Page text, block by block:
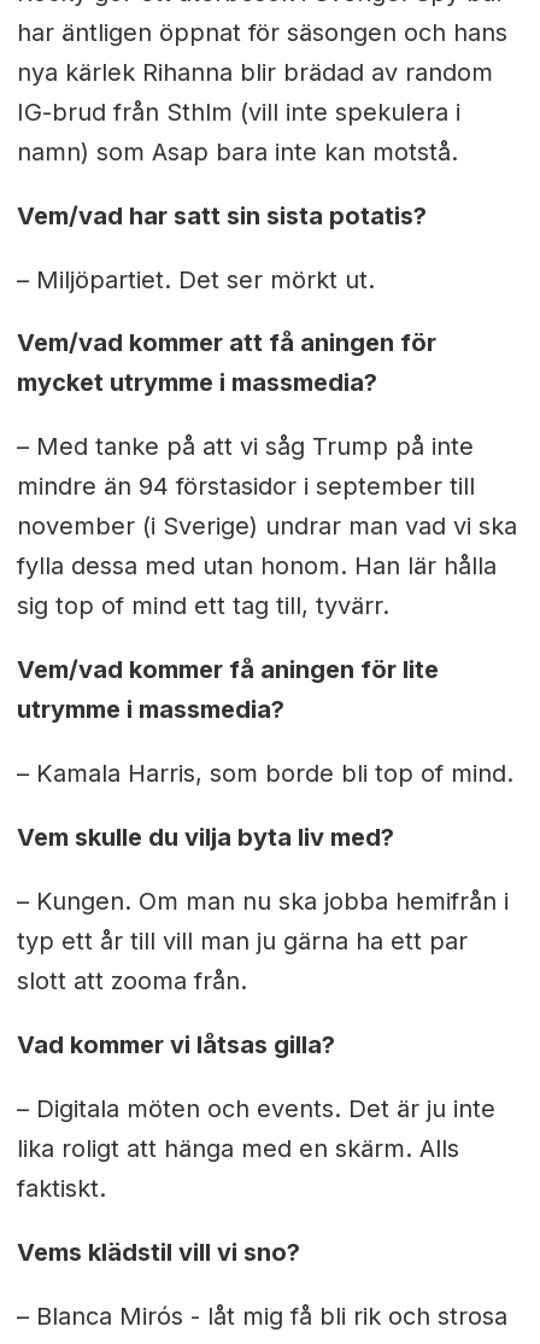
har äntligen öppnat för säsongen och hans
nya kärlek Rihanna blir brädad av random
IG-brud från Sthlm (vill inte spekulera i
namn) som Asap bara inte kan motstå.
Vem/vad har satt sin sista potatis?
– Miljöpartiet. Det ser mörkt ut.
Vem/vad kommer att få aningen för
mycket utrymme i massmedia?
– Med tanke på att vi såg Trump på inte
mindre än 94 förstasidor i september till
november (i Sverige) undrar man vad vi ska
fylla dessa med utan honom. Han lär hålla
sig top of mind ett tag till, tyvärr.
Vem/vad kommer få aningen för lite
utrymme i massmedia?
– Kamala Harris, som borde bli top of mind.
Vem skulle du vilja byta liv med?
– Kungen. Om man nu ska jobba hemifrån i
typ ett år till vill man ju gärna ha ett par
slott att zooma från.
Vad kommer vi låtsas gilla?
– Digitala möten och events. Det är ju inte
lika roligt att hänga med en skärm. Alls
faktiskt.
Vems klädstil vill vi sno?
– Blanca Mirós - låt mig få bli rik och strosa